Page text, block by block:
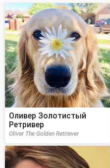
Оливер Золотистый
Ретривер
Oliver The Golden Retriever